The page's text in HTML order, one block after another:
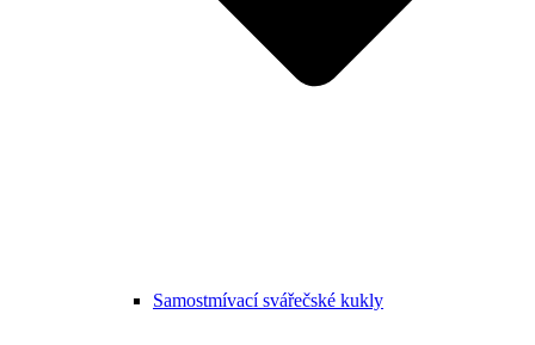
Samostmívací svářečské kukly